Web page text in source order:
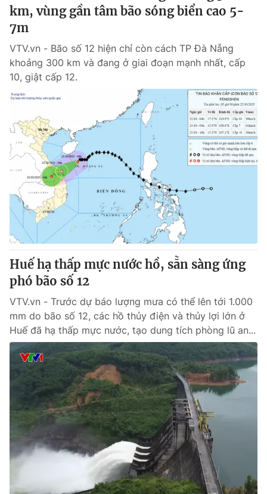
km, vùng gần tâm bão sóng biển cao 5-
7m
VTV.vn - Bão số 12 hiện chỉ còn cách TP Đà Nẵng
khoảng 300 km và đang ở giai đoạn mạnh nhất, cấp
10, giật cấp 12.
Huế hạ thấp mực nước hồ, sẵn sàng ứng
phó bão số 12
VTV.vn - Trước dự báo lượng mưa có thể lên tới 1.000
mm do bão số 12, các hồ thủy điện và thủy lợi lớn ở
Huế đã hạ thấp mực nước, tạo dung tích phòng lũ an...